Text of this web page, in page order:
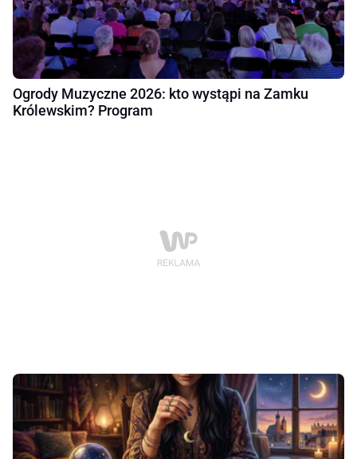
Ogrody Muzyczne 2026: kto wystąpi na Zamku
Królewskim? Program